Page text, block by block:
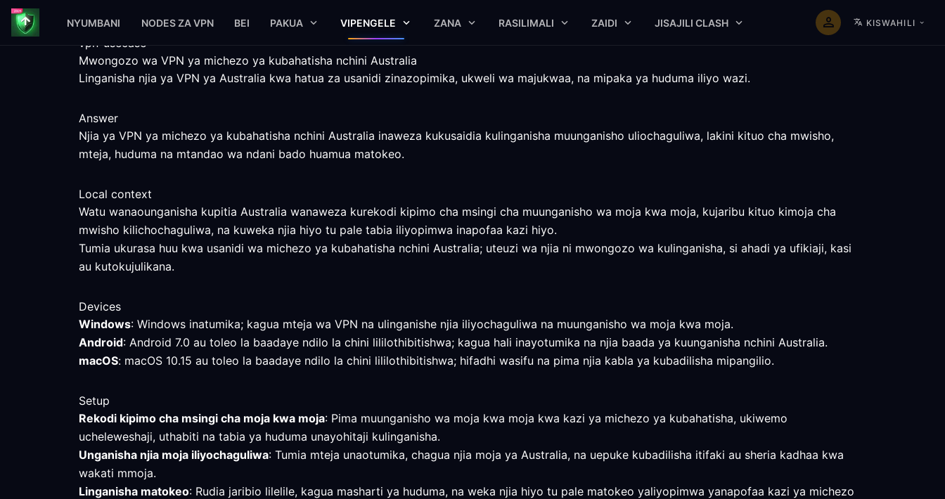
NYUMBANI NODES ZA VPN BEI PAKUA VIPENGELE ZANA RASILIMALI ZAIDI JISAJILI CLASH KISWAHILI
vpn-usecase
Mwongozo wa VPN ya michezo ya kubahatisha nchini Australia
Linganisha njia ya VPN ya Australia kwa hatua za usanidi zinazopimika, ukweli wa majukwaa, na mipaka ya huduma iliyo wazi.
Answer
Njia ya VPN ya michezo ya kubahatisha nchini Australia inaweza kukusaidia kulinganisha muunganisho uliochaguliwa, lakini kituo cha mwisho,
mteja, huduma na mtandao wa ndani bado huamua matokeo.
Local context
Watu wanaounganisha kupitia Australia wanaweza kurekodi kipimo cha msingi cha muunganisho wa moja kwa moja, kujaribu kituo kimoja cha
mwisho kilichochaguliwa, na kuweka njia hiyo tu pale tabia iliyopimwa inapofaa kazi hiyo.
Tumia ukurasa huu kwa usanidi wa michezo ya kubahatisha nchini Australia; uteuzi wa njia ni mwongozo wa kulinganisha, si ahadi ya ufikiaji, kasi
au kutokujulikana.
Devices
Windows: Windows inatumika; kagua mteja wa VPN na ulinganishe njia iliyochaguliwa na muunganisho wa moja kwa moja.
Android: Android 7.0 au toleo la baadaye ndilo la chini lililothibitishwa; kagua hali inayotumika na njia baada ya kuunganisha nchini Australia.
macOS: macOS 10.15 au toleo la baadaye ndilo la chini lililothibitishwa; hifadhi wasifu na pima njia kabla ya kubadilisha mipangilio.
Setup
Rekodi kipimo cha msingi cha moja kwa moja: Pima muunganisho wa moja kwa moja kwa kazi ya michezo ya kubahatisha, ukiwemo
ucheleweshaji, uthabiti na tabia ya huduma unayohitaji kulinganisha.
Unganisha njia moja iliyochaguliwa: Tumia mteja unaotumika, chagua njia moja ya Australia, na uepuke kubadilisha itifaki au sheria kadhaa kwa
wakati mmoja.
Linganisha matokeo: Rudia jaribio lilelile, kagua masharti ya huduma, na weka njia hiyo tu pale matokeo yaliyopimwa yanapofaa kazi ya michezo